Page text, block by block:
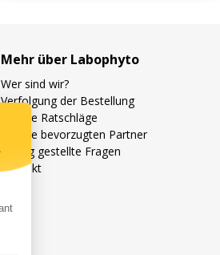
Mehr über Labophyto
Wer sind wir?
Verfolgung der Bestellung
Unsere Ratschläge
Unsere bevorzugten Partner
Häufig gestellte Fragen
Kontakt